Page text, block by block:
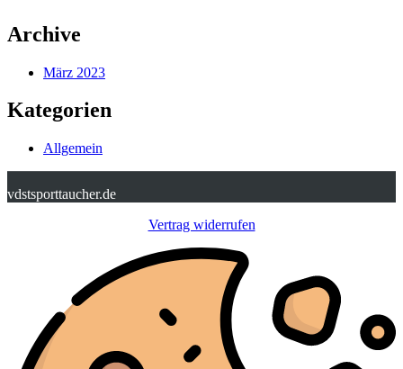
Archive
März 2023
Kategorien
Allgemein
vdstsporttaucher.de
Vertrag widerrufen